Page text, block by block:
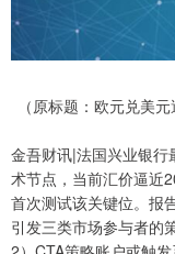
（原标题：欧元兑美
金吾财讯|法国兴业银
术节点，当前汇价逼近
首次测试该关键位。报
引发三类市场参与者的